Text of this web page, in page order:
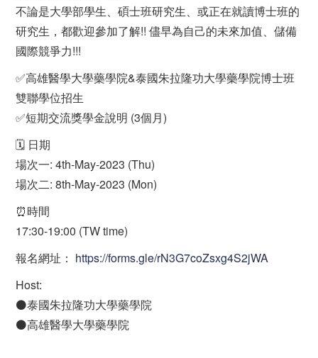
不論是大學部學生、碩士班研究生、或正在就讀博士班的
研究生，都歡迎參加了解!! 儘早為自己的未來加值、儲備
國際競爭力!!!
✅高雄醫學大學藥學院&泰國朱拉隆功大學藥學院博士班
雙聯學位招生
✅短期交流獎學金說明 (3個月)
🗓️ 日期
場次一: 4th-May-2023 (Thu)
場次二: 8th-May-2023 (Mon)
⏰時間
17:30-19:00 (TW time)
報名網址： https://forms.gle/rN3G7coZsxg4S2jWA
Host:
⚫️泰國朱拉隆功大學藥學院
⚫️高雄醫學大學藥學院